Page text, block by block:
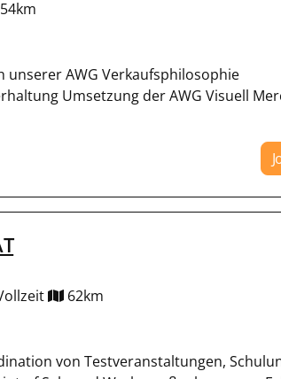
54km
AWG Verkaufsphilosophie
Umsetzung der AWG Visuell
62km
von Testveranstaltungen,